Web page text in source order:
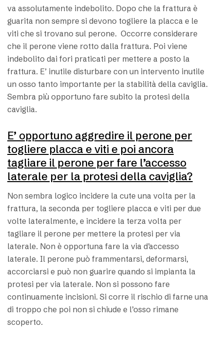
va assolutamente indebolito. Dopo che la frattura è
guarita non sempre si devono togliere la placca e le
viti che si trovano sul perone. Occorre considerare
che il perone viene rotto dalla frattura. Poi viene
indebolito dai fori praticati per mettere a posto la
frattura. E’ inutile disturbare con un intervento inutile
un osso tanto importante per la stabilità della caviglia.
Sembra più opportuno fare subito la protesi della
caviglia.
E’ opportuno aggredire il perone per
togliere placca e viti e poi ancora
tagliare il perone per fare l’accesso
laterale per la protesi della caviglia?
Non sembra logico incidere la cute una volta per la
frattura, la seconda per togliere placca e viti per due
volte lateralmente, e incidere la terza volta per
tagliare il perone per mettere la protesi per via
laterale. Non è opportuna fare la via d’accesso
laterale. Il perone può frammentarsi, deformarsi,
accorciarsi e può non guarire quando si impianta la
protesi per via laterale. Non si possono fare
continuamente incisioni. Si corre il rischio di farne una
di troppo che poi non si chiude e l’osso rimane
scoperto.